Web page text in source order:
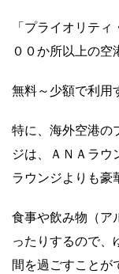
「プライオリテ
００か所以上の空
無料～少額で利用
特に、海外空港の
ジは、ＡＮＡラウ
ラウンジよりも豪
食事や飲み物（ア
ったりするので、
間を過ごすことが